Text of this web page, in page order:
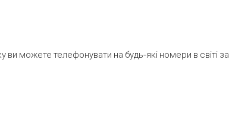
можете телефонувати на будь-які номери в світі за